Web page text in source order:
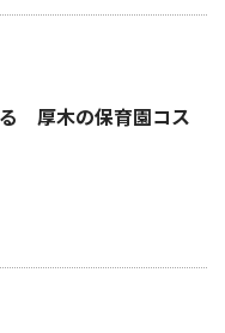
厚木の保育園コス